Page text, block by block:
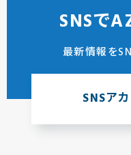
SNSで
最新情報を
SNSア